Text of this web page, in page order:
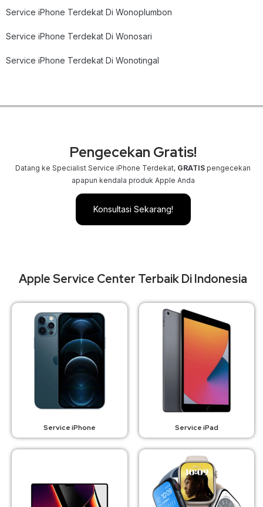
Service iPhone Terdekat Di Wonoplumbon
Service iPhone Terdekat Di Wonosari
Service iPhone Terdekat Di Wonotingal
Pengecekan Gratis!
Datang ke Specialist Service iPhone Terdekat, GRATIS pengecekan
apapun kendala produk Apple Anda
Konsultasi Sekarang!
Apple Service Center Terbaik Di Indonesia
Service iPhone Service iPad